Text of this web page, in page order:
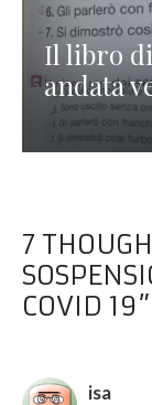
Il libro di
andata
7
COVID 19”
isa